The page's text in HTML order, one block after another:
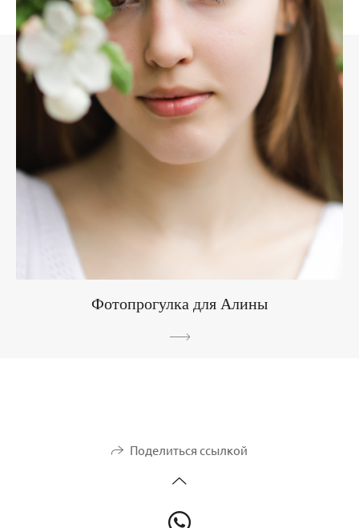
Фотопрогулка для Алины
Поделиться ссылкой